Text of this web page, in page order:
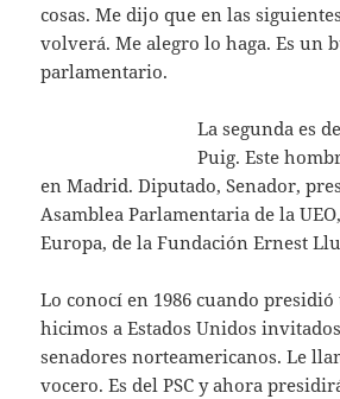
cosas. Me dijo que en las
volverá. Me alegro lo haga. Es un
parlamentario.
La segunda es
Puig. Este
en Madrid. Diputado, Senador,
Asamblea Parlamentaria de la
Europa, de la Fundación Ernest
Lo conocí en 1986 cuando
hicimos a Estados Unidos
senadores norteamericanos. Le
vocero. Es del PSC y ahora